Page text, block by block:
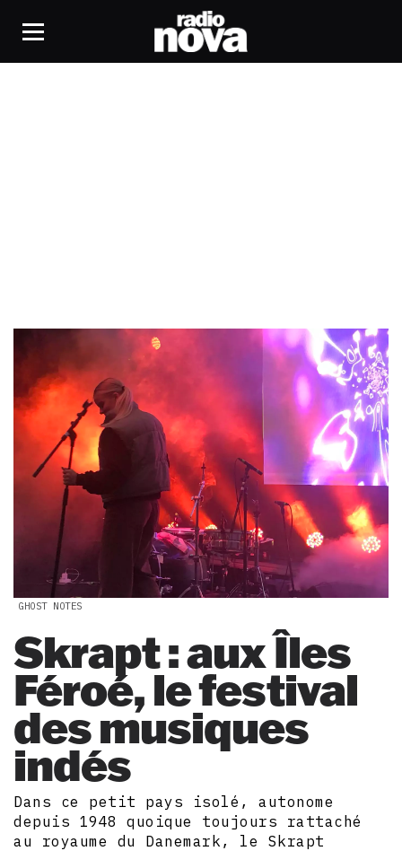
GHOST NOTES
Skrapt : aux Îles
Féroé, le festival
des musiques
indés
Dans ce petit pays isolé, autonome
depuis 1948 quoique toujours rattaché
au royaume du Danemark, le Skrapt